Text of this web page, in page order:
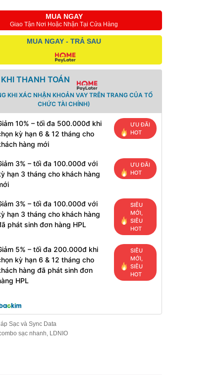
MUA NGAY
Giao Tận Nơi Hoặc Nhận Tại Cửa Hàng
MUA NGAY - TRẢ SAU
THANH TOÁN
KHI XÁC NHẬN KHOẢN VAY TRÊN TRANG CỦA TỔ
CHỨC TÀI CHÍNH)
10% – tối đa 500.000đ khi
kỳ hạn 6 & 12 tháng cho
hàng mới
ƯU ĐÃI
HOT
3% – tối đa 100.000đ với
hạn 3 tháng cho khách hàng
ƯU ĐÃI
HOT
3% – tối đa 100.000đ với
hạn 3 tháng cho khách hàng
phát sinh đơn hàng HPL
SIÊU
MỚI,
SIÊU
HOT
5% – tối đa 200.000đ khi
kỳ hạn 6 & 12 tháng cho
hàng đã phát sinh đơn
HPL
SIÊU
MỚI,
SIÊU
HOT
Sạc và Sync Data
sạc nhanh LDNIO